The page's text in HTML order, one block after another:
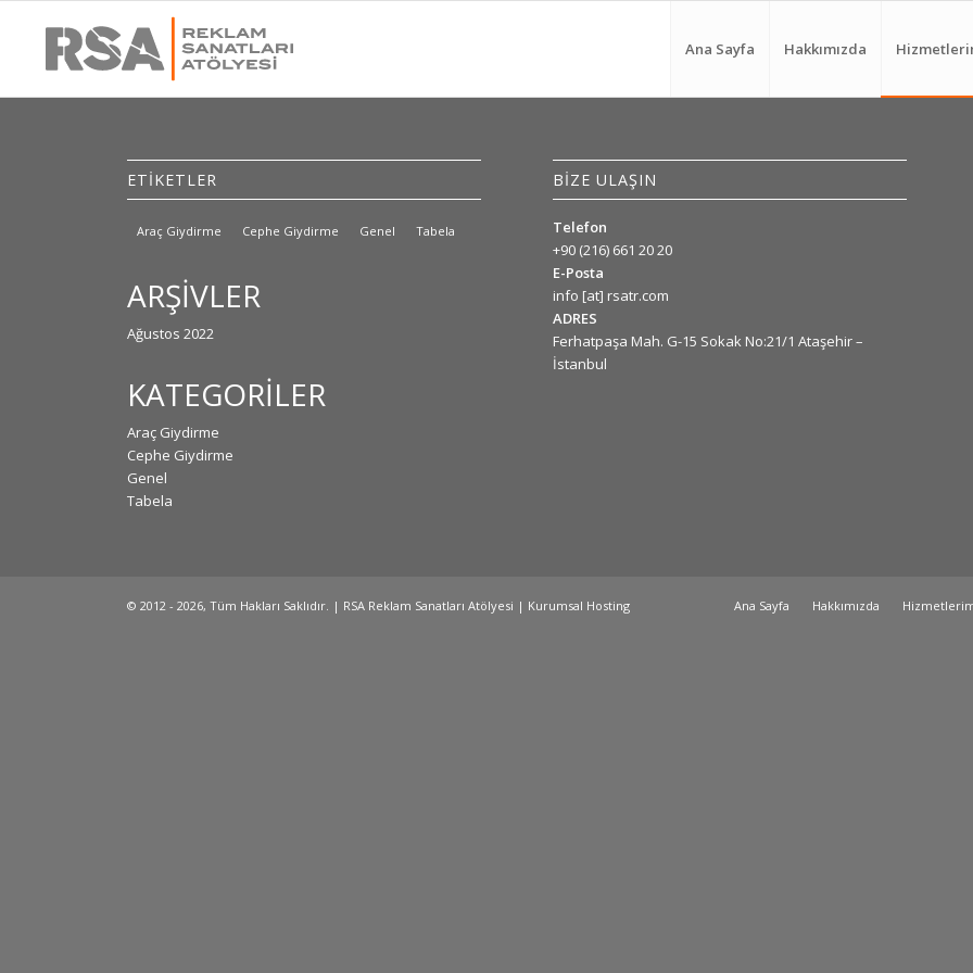
Ana Sayfa Hakkımızda
ETİKETLER
Araç Giydirme Cephe Giydirme Genel Tabela
ARŞIVLER
Ağustos 2022
KATEGORILER
Araç Giydirme
Cephe Giydirme
Genel
Tabela
BİZE ULAŞIN
Telefon
+90 (216) 661 20 20
E-Posta
info [at] rsatr.com
ADRES
Ferhatpaşa Mah. G-15 Sokak No:21/1 Ataşehir –
İstanbul
© 2012 - 2026, Tüm Hakları Saklıdır. | RSA Reklam Sanatları Atölyesi | Kurumsal Hosting Ana Sayfa Hakkımızda